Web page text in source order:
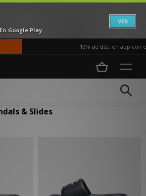
Google Play
VER
10% de dto. en app con
& Slides